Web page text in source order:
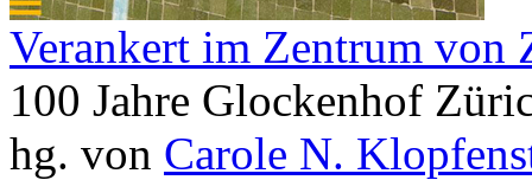
Verankert im Zentrum von
100 Jahre Glockenhof
hg. von Carole N.